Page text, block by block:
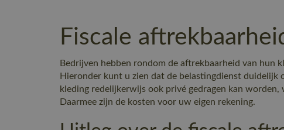
Fiscale
Bedrijven hebben rondom de aftrekbaarheid van hun
Hieronder kunt u zien dat de belastingdienst
kleding redelijkerwijs ook privé gedragen kan
Daarmee zijn de kosten voor uw eigen rekening.